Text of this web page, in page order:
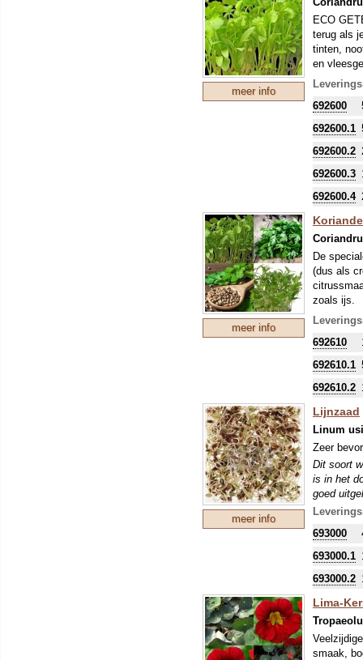
meer info
ECO
terug als
tinten,
en
692600
692600.1
692600.2
692600.3
692600.4
meer info
De
(dus als
zoals ijs.
692610
692610.1
692610.2
meer info
Lijnzaad
Linum
Zeer
Dit soort
is in het
goed
693000
693000.1
693000.2
Lima-
smaak,